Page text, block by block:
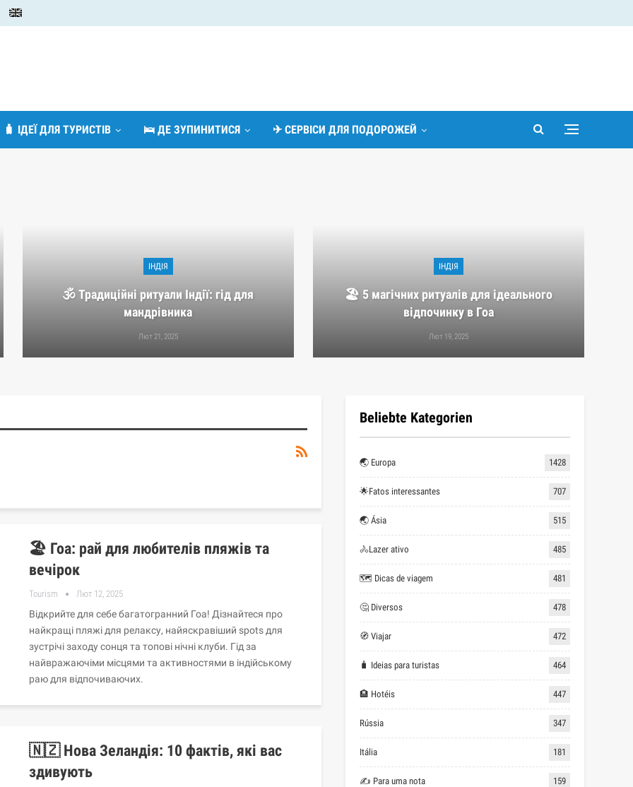
🧳 ІДЕЇ ДЛЯ ТУРИСТІВ 🛌 ДЕ ЗУПИНИТИСЯ ✈ СЕРВІСИ ДЛЯ ПОДОРОЖЕЙ
ІНДІЯ
🕉️ Традиційні ритуали Індії: гід для
мандрівника
Лют 21, 2025
ІНДІЯ
🏖️ 5 магічних ритуалів для ідеального
відпочинку в Гоа
Лют 19, 2025
🏖️ Гоа: рай для любителів пляжів та
вечірок
Tourism Лют 12, 2025
Відкрийте для себе багатогранний Гоа! Дізнайтеся про
найкращі пляжі для релаксу, найяскравіший spots для
зустрічі заходу сонця та топові нічні клуби. Гід за
найвражаючіми місцями та активностями в індійському
раю для відпочиваючих.
🇳🇿 Нова Зеландія: 10 фактів, які вас
здивують
Beliebte Kategorien
🌏 Europa 1428
🌟Fatos interessantes 707
🌏 Ásia 515
🚴Lazer ativo 485
🗺 Dicas de viagem 481
🤔 Diversos 478
🧭 Viajar 472
🧳 Ideias para turistas 464
🏨 Hotéis 447
Rússia 347
Itália 181
✍ Para uma nota 159